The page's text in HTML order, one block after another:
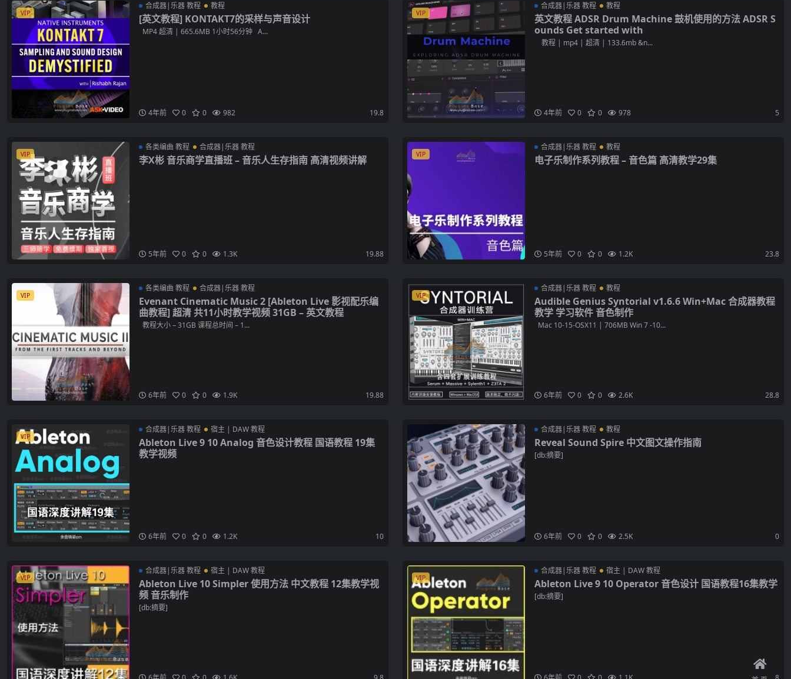
VIP
合成器|乐器 教程 教程
[英文教程] KONTAKT7的采样与声音设计
MP4 超清 | 665.6MB 1小时56分钟 A...
4年前 0 0 982 19.8
VIP
合成器|乐器 教程 教程
英文教程 ADSR Drum Machine 鼓机使用的方法 ADSR S
ounds Get started with
教程 | mp4 | 超清 | 133.6mb &n...
4年前 0 0 978 5
VIP
各类编曲 教程 合成器|乐器 教程
李X彬 音乐商学直播班 – 音乐人生存指南 高清视频讲解
5年前 0 0 1.3K 19.88
VIP
合成器|乐器 教程 教程
电子乐制作系列教程 – 音色篇 高清教学29集
5年前 0 0 1.2K 23.8
VIP
各类编曲 教程 合成器|乐器 教程
Evenant Cinematic Music 2 [Ableton Live 影视配乐编
曲教程] 超清 共11小时教学视频 31GB – 英文教程
教程大小 – 31GB 课程总时间 – 1...
6年前 0 0 1.9K 19.88
VIP
合成器|乐器 教程 教程
Audible Genius Syntorial v1.6.6 Win+Mac 合成器教程
教学 学习软件 音色制作
Mac 10-15-OSX11 | 706MB Win 7 -10...
6年前 0 0 2.6K 28.8
VIP
合成器|乐器 教程 宿主 | DAW 教程
Ableton Live 9 10 Analog 音色设计教程 国语教程 19集
教学视频
6年前 0 0 1.2K 10
合成器|乐器 教程 教程
Reveal Sound Spire 中文图文操作指南
[db:摘要]
6年前 0 0 2.5K 0
VIP
合成器|乐器 教程 宿主 | DAW 教程
Ableton Live 10 Simpler 使用方法 中文教程 12集教学视
频 音乐制作
[db:摘要]
VIP
合成器|乐器 教程 宿主 | DAW 教程
Ableton Live 9 10 Operator 音色设计 国语教程16集教学
[db:摘要]